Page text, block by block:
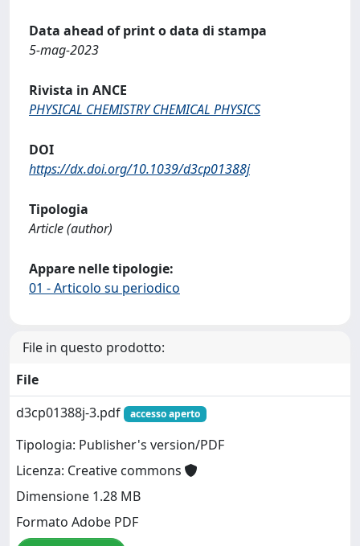
Data ahead of print o data di stampa
5-mag-2023
Rivista in ANCE
PHYSICAL CHEMISTRY CHEMICAL PHYSICS
DOI
https://dx.doi.org/10.1039/d3cp01388j
Tipologia
Article (author)
Appare nelle tipologie:
01 - Articolo su periodico
File in questo prodotto:
File
d3cp01388j-3.pdf
accesso aperto
Tipologia: Publisher's version/PDF
Licenza: Creative commons
Dimensione 1.28 MB
Formato Adobe PDF